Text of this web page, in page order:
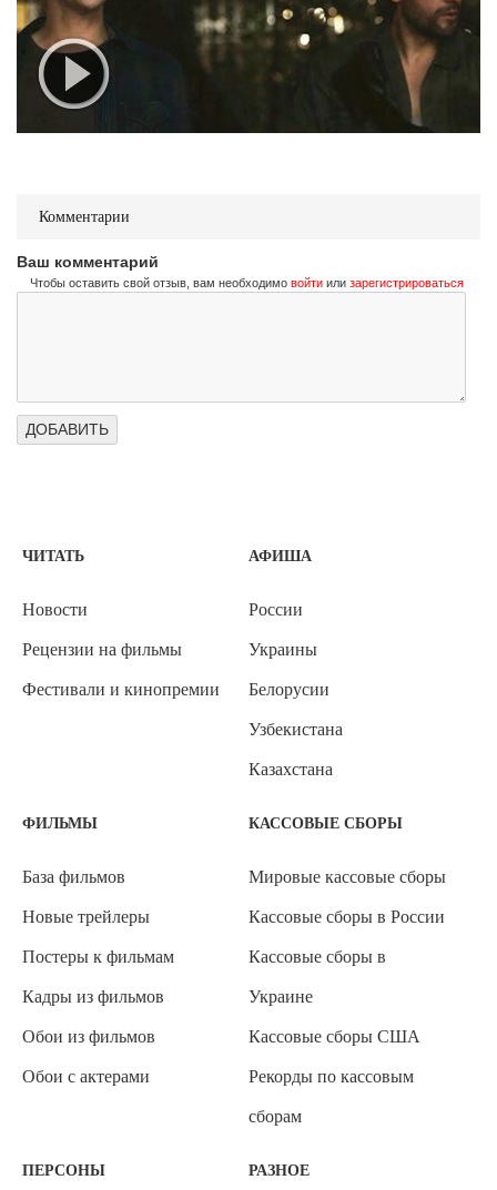
Комментарии
Ваш комментарий
Чтобы оставить свой отзыв, вам необходимо войти или зарегистрироваться
ЧИТАТЬ
Новости
Рецензии на фильмы
Фестивали и кинопремии
АФИША
России
Украины
Белорусии
Узбекистана
Казахстана
ФИЛЬМЫ
База фильмов
Новые трейлеры
Постеры к фильмам
Кадры из фильмов
Обои из фильмов
Обои с актерами
КАССОВЫЕ СБОРЫ
Мировые кассовые сборы
Кассовые сборы в России
Кассовые сборы в
Украине
Кассовые сборы США
Рекорды по кассовым
сборам
ПЕРСОНЫ РАЗНОЕ